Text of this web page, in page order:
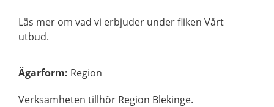
Läs mer om vad vi erbjuder under fliken Vårt
utbud.
Ägarform: Region
Verksamheten tillhör Region Blekinge.